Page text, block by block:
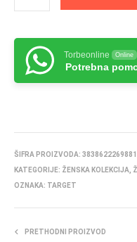
Torbeonline Online
Potrebna
ŠIFRA PROIZVODA: 3838622269881
KATEGORIJE: ŽENSKA KOLEKCIJA
OZNAKA: TARGET
PRETHODNI PROIZVOD